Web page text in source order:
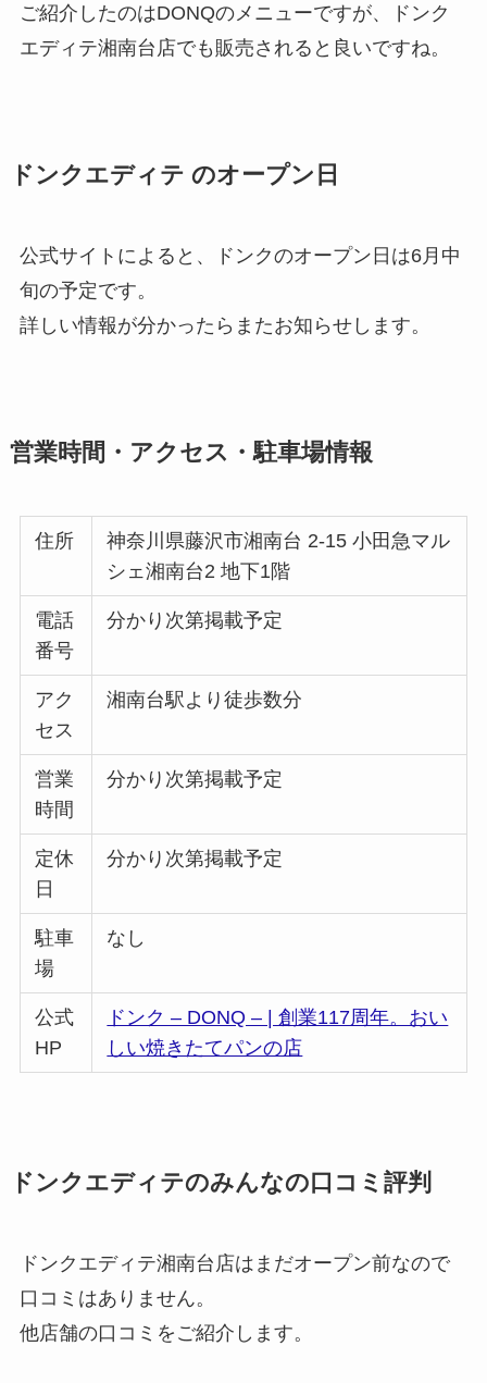
ご紹介したのはDONQのメニューですが、ドンク
エディテ湘南台店でも販売されると良いですね。
ドンクエディテ のオープン日
公式サイトによると、ドンクのオープン日は6月中
旬の予定です。
詳しい情報が分かったらまたお知らせします。
営業時間・アクセス・駐車場情報
住所
神奈川県藤沢市湘南台 2-15 小田急マル
シェ湘南台2 地下1階
電話
番号
分かり次第掲載予定
アク
セス
湘南台駅より徒歩数分
営業
時間
分かり次第掲載予定
定休
日
分かり次第掲載予定
駐車
場
なし
公式
HP
ドンク – DONQ – | 創業117周年。おい
しい焼きたてパンの店
ドンクエディテのみんなの口コミ評判
ドンクエディテ湘南台店はまだオープン前なので
口コミはありません。
他店舗の口コミをご紹介します。